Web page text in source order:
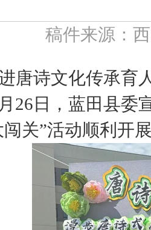
稿件来源：
诗文化传承育人
26日，蓝田县委
关”活动顺利开